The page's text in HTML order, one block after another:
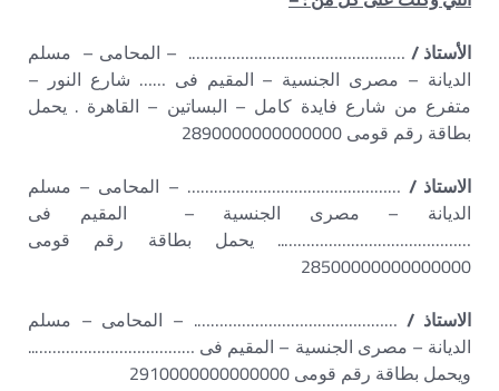
الأستاذ / …………………………………………. – المحامى – مسلم
الديانة – مصرى الجنسية – المقيم فى …… شارع النور –
متفرع من شارع فايدة كامل – البساتين – القاهرة . يحمل
بطاقة رقم قومى 2890000000000000
الاستاذ / ………………………………………… – المحامى – مسلم
الديانة – مصرى الجنسية – المقيم فى
…………………………………….. يحمل بطاقة رقم قومى
28500000000000000
الاستاذ /………………………………………. – المحامى – مسلم
الديانة – مصرى الجنسية – المقيم فى ………………………………..
ويحمل بطاقة رقم قومى 2910000000000000